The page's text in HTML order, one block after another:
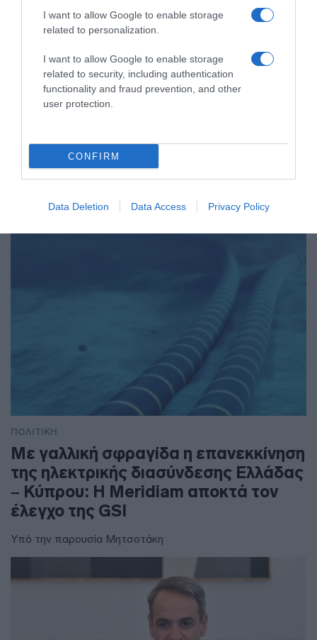
I want to allow Google to enable storage
related to personalization.
I want to allow Google to enable storage
related to security, including authentication
functionality and fraud prevention, and other
user protection.
CONFIRM
Data Deletion Data Access Privacy Policy
πράξεις την έρευνα και την
καινοτομία”
συνεργασία με τη διοίκησή του"
ΠΟΛΙΤΙΚΗ
Με γαλλική σφραγίδα η επανεκκίνηση
της ηλεκτρικής διασύνδεσης Ελλάδας
– Κύπρου: Η Meridiam αποκτά τον
έλεγχο της GSI
Υπό την παρουσία Μητσοτάκη